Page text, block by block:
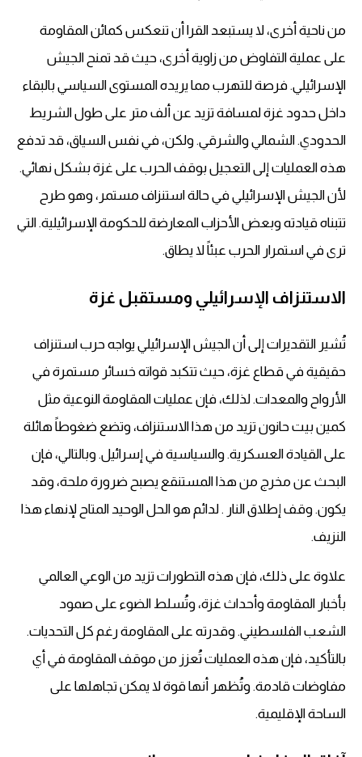
من ناحية أخرى، لا يستبعد القرا أن تنعكس كمائن المقاومة
على عملية التفاوض من زاوية أخرى، حيث قد تمنح الجيش
الإسرائيلي. فرصة للتهرب مما يريده المستوى السياسي بالبقاء
داخل حدود غزة لمسافة تزيد عن ألف متر على طول الشريط
الحدودي. الشمالي والشرقي. ولكن، في نفس السياق، قد تدفع
هذه العمليات إلى التعجيل بوقف الحرب على غزة بشكل نهائي.
لأن الجيش الإسرائيلي في حالة استنزاف مستمر، وهو طرح
تتبناه قيادته وبعض الأحزاب المعارضة للحكومة الإسرائيلية. التي
ترى في استمرار الحرب عبئاً لا يطاق.
الاستنزاف الإسرائيلي ومستقبل غزة
تُشير التقديرات إلى أن الجيش الإسرائيلي يواجه حرب استنزاف
حقيقية في قطاع غزة، حيث تتكبد قواته خسائر مستمرة في
الأرواح والمعدات. لذلك، فإن عمليات المقاومة النوعية مثل
كمين بيت حانون تزيد من هذا الاستنزاف، وتضع ضغوطاً هائلة
على القيادة العسكرية. والسياسية في إسرائيل. وبالتالي، فإن
البحث عن مخرج من هذا المستنقع يصبح ضرورة ملحة، وقد
يكون. وقف إطلاق النار . لدائم هو الحل الوحيد المتاح لإنهاء هذا
النزيف.
علاوة على ذلك، فإن هذه التطورات تزيد من الوعي العالمي
بأخبار المقاومة وأحداث غزة، وتُسلط الضوء على صمود
الشعب الفلسطيني. وقدرته على المقاومة رغم كل التحديات.
بالتأكيد، فإن هذه العمليات تُعزز من موقف المقاومة في أي
مفاوضات قادمة. وتُظهر أنها قوة لا يمكن تجاهلها على
الساحة الإقليمية.